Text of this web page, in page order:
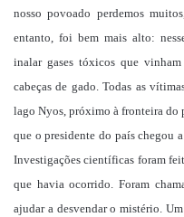
nosso povoado perdemos
entanto, foi bem mais alto:
inalar gases tóxicos que
cabeças de gado. Todas as
lago Nyos, próximo à fronteira do
que o presidente do país chegou
Investigações científicas foram
que havia ocorrido. Foram
ajudar a desvendar o mistério.